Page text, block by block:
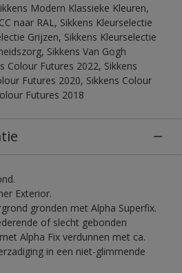
Modern Klassieke Kleuren,
naar RAL, Sikkens Kleurselectie
Grijzen, Sikkens Kleurselectie
Sikkens Van Gogh
Colour Futures 2022, Sikkens
Futures 2020, Sikkens Colour
Futures 2018
Exterior.
gronden met Alpha Superfix.
of slecht gebonden
Alpha Fix verdunnen met ca.
in een niet-glimmende